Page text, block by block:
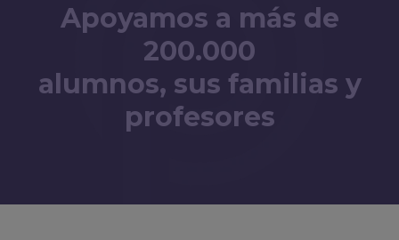
Apoyamos a más de
200.000
alumnos, sus familias y
profesores